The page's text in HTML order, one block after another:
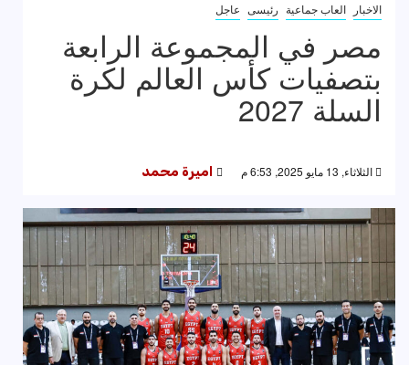
الاخبار العاب جماعية رئيسى عاجل
مصر في المجموعة الرابعة
بتصفيات كأس العالم لكرة
السلة 2027
الثلاثاء, 13 مايو 2025, 6:53 م اميرة محمد